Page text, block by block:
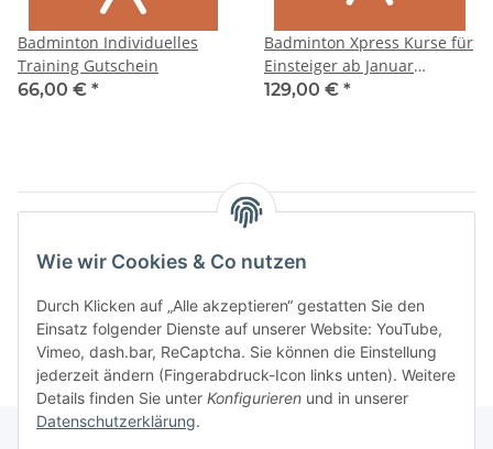
Badminton Individuelles
Training Gutschein
66,00 € *
Badminton Xpress Kurse für
Einsteiger ab Januar
Gutschein
129,00 € *
Kategorien
Wie wir Cookies & Co nutzen
Durch Klicken auf „Alle akzeptieren“ gestatten Sie den
Einsatz folgender Dienste auf unserer Website: YouTube,
Vimeo, dash.bar, ReCaptcha. Sie können die Einstellung
jederzeit ändern (Fingerabdruck-Icon links unten). Weitere
Details finden Sie unter Konfigurieren und in unserer
Datenschutzerklärung.